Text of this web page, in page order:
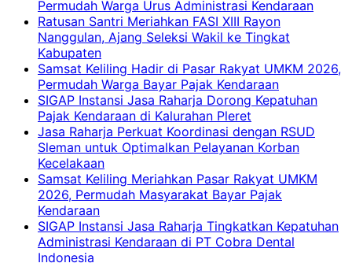
Permudah Warga Urus Administrasi Kendaraan
Ratusan Santri Meriahkan FASI XIII Rayon
Nanggulan, Ajang Seleksi Wakil ke Tingkat
Kabupaten
Samsat Keliling Hadir di Pasar Rakyat UMKM 2026,
Permudah Warga Bayar Pajak Kendaraan
SIGAP Instansi Jasa Raharja Dorong Kepatuhan
Pajak Kendaraan di Kalurahan Pleret
Jasa Raharja Perkuat Koordinasi dengan RSUD
Sleman untuk Optimalkan Pelayanan Korban
Kecelakaan
Samsat Keliling Meriahkan Pasar Rakyat UMKM
2026, Permudah Masyarakat Bayar Pajak
Kendaraan
SIGAP Instansi Jasa Raharja Tingkatkan Kepatuhan
Administrasi Kendaraan di PT Cobra Dental
Indonesia